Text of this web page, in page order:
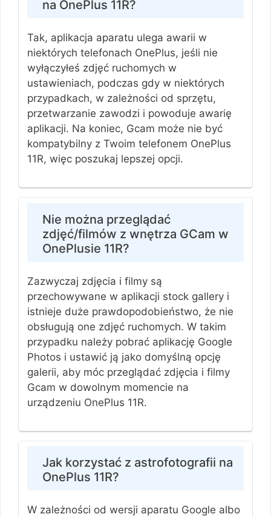
na OnePlus 11R?
Tak, aplikacja aparatu ulega awarii w
niektórych telefonach OnePlus, jeśli nie
wyłączyłeś zdjęć ruchomych w
ustawieniach, podczas gdy w niektórych
przypadkach, w zależności od sprzętu,
przetwarzanie zawodzi i powoduje awarię
aplikacji. Na koniec, Gcam może nie być
kompatybilny z Twoim telefonem OnePlus
11R, więc poszukaj lepszej opcji.
Nie można przeglądać
zdjęć/filmów z wnętrza GCam w
OnePlusie 11R?
Zazwyczaj zdjęcia i filmy są
przechowywane w aplikacji stock gallery i
istnieje duże prawdopodobieństwo, że nie
obsługują one zdjęć ruchomych. W takim
przypadku należy pobrać aplikację Google
Photos i ustawić ją jako domyślną opcję
galerii, aby móc przeglądać zdjęcia i filmy
Gcam w dowolnym momencie na
urządzeniu OnePlus 11R.
Jak korzystać z astrofotografii na
OnePlus 11R?
W zależności od wersji aparatu Google albo